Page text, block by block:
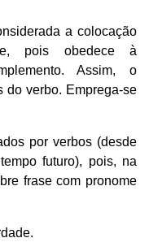
a colocação
pois obedece à
Assim, o
do verbo. Emprega-se
por verbos (desde
futuro), pois, na
frase com pronome